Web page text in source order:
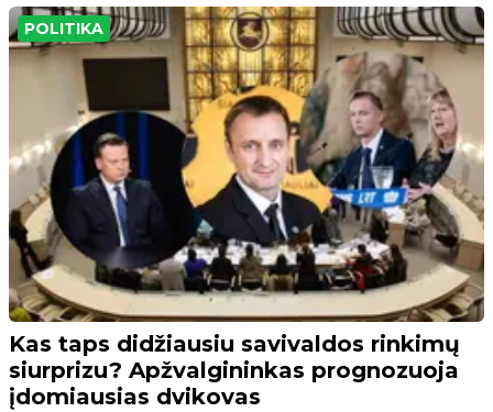
POLITIKA
Kas taps didžiausiu savivaldos rinkimų
siurprizu? Apžvalgininkas prognozuoja
įdomiausias dvikovas